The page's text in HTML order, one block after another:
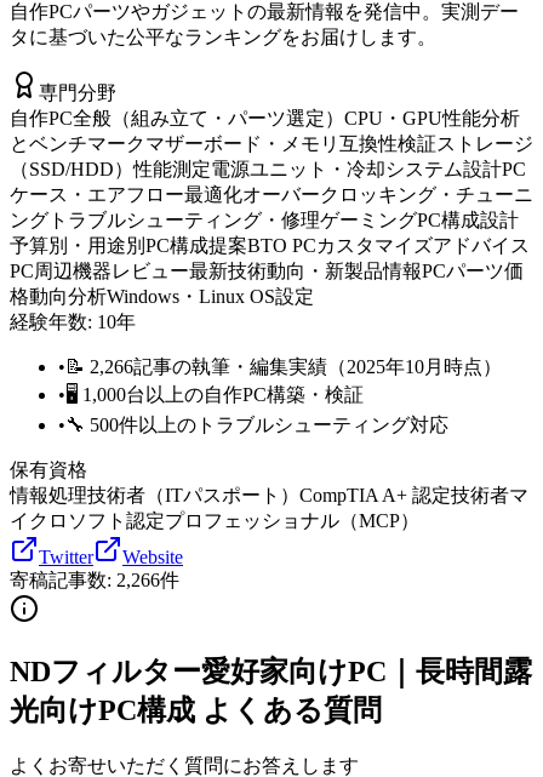
自作PCパーツやガジェットの最新情報を発信中。実測デー
タに基づいた公平なランキングをお届けします。
専門分野
自作PC全般（組み立て・パーツ選定） CPU・GPU性能分析
とベンチマークマザーボード・メモリ互換性検証ストレージ
（SSD/HDD）性能測定電源ユニット・冷却システム設計PC
ケース・エアフロー最適化オーバークロッキング・チューニ
ング トラブルシューティング・修理ゲーミングPC構成設計
予算別・用途別PC構成提案BTO PCカスタマイズアドバイス
PC周辺機器レビュー最新技術動向・新製品情報PCパーツ価
格動向分析Windows・Linux OS設定
経験年数: 10年
• 📝 2,266記事の執筆・編集実績（2025年10月時点）
•🖥️ 1,000台以上の自作PC構築・検証
•🔧 500件以上のトラブルシューティング対応
保有資格
情報処理技術者（ITパスポート） CompTIA A+ 認定技術者マ
イクロソフト認定プロフェッショナル（MCP）
Twitter
Website
寄稿記事数: 2,266件
NDフィルター愛好家向けPC｜長時間露
光向けPC構成 よくある質問
よくお寄せいただく質問にお答えします